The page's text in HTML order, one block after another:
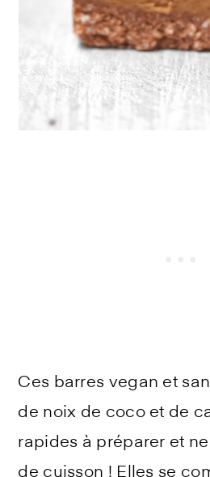
Ces barres vegan et
de noix de coco et de
rapides à préparer et
de cuisson ! Elles se